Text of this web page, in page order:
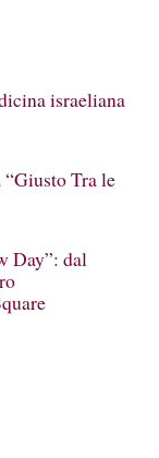
israeliana
Tra le
Day”: dal